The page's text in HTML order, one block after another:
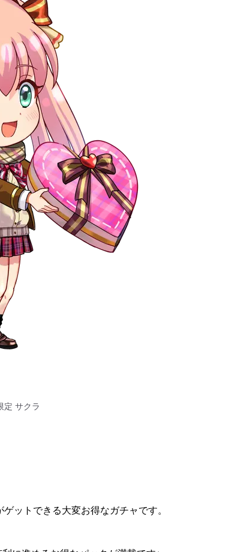
定 サクラ
ットできる大変お得なガチャです。